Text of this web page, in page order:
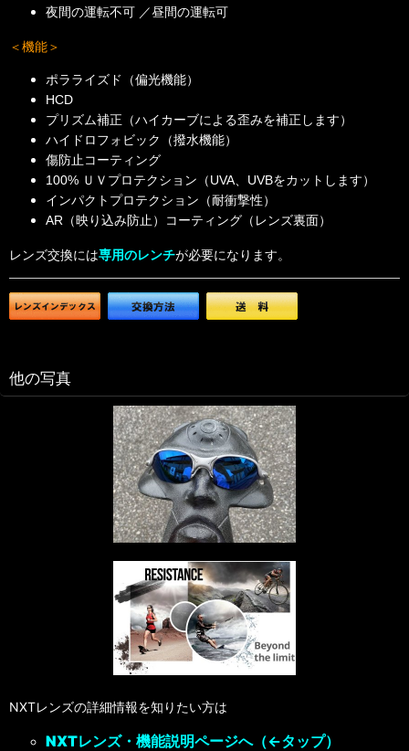
夜間の運転不可 ／昼間の運転可
＜機能＞
ポラライズド（偏光機能）
HCD
プリズム補正（ハイカーブによる歪みを補正します）
ハイドロフォビック（撥水機能）
傷防止コーティング
100% ＵＶプロテクション（UVA、UVBをカットします）
インパクトプロテクション（耐衝撃性）
AR（映り込み防止）コーティング（レンズ裏面）
レンズ交換には専用のレンチが必要になります。
他の写真
NXTレンズの詳細情報を知りたい方は
NXTレンズ・機能説明ページへ（←タップ）